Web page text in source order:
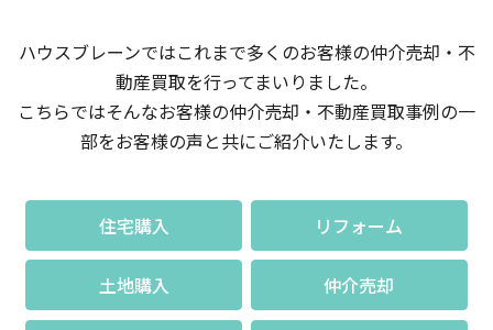
ハウスブレーンではこれまで多くのお客様の仲介売却・不
動産買取を行ってまいりました。
こちらではそんなお客様の仲介売却・不動産買取事例の一
部をお客様の声と共にご紹介いたします。
住宅購入 リフォーム
土地購入 仲介売却